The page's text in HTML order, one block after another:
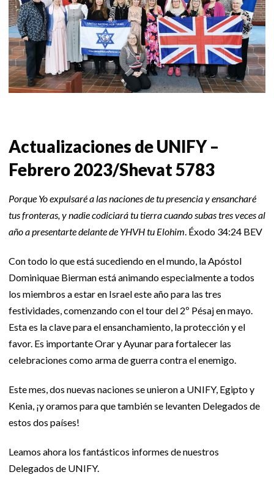
Actualizaciones de UNIFY –
Febrero 2023/Shevat 5783
Porque Yo expulsaré a las naciones de tu presencia y ensancharé
tus fronteras, y nadie codiciará tu tierra cuando subas tres veces al
año a presentarte delante de YHVH tu Elohim. Éxodo 34:24 BEV
Con todo lo que está sucediendo en el mundo, la Apóstol
Dominiquae Bierman está animando especialmente a todos
los miembros a estar en Israel este año para las tres
festividades, comenzando con el tour del 2º Pésaj en mayo.
Esta es la clave para el ensanchamiento, la protección y el
favor. Es importante Orar y Ayunar para fortalecer las
celebraciones como arma de guerra contra el enemigo.
Este mes, dos nuevas naciones se unieron a UNIFY, Egipto y
Kenia, ¡y oramos para que también se levanten Delegados de
estos dos países!
Leamos ahora los fantásticos informes de nuestros
Delegados de UNIFY.